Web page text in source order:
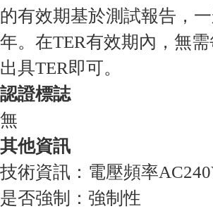
的有效期基於測試報告，
年。在TER有效期內，無
出具TER即可。
認證標誌
無
其他資訊
技術資訊：電壓頻率
是否強制：強制性